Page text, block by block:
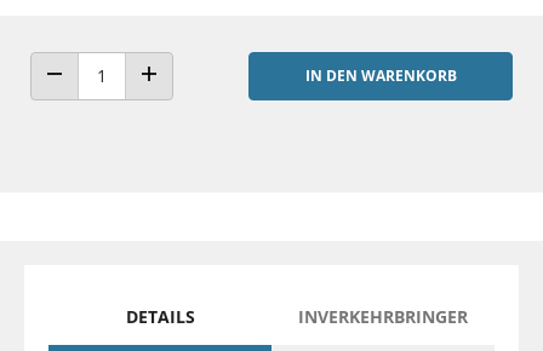
ANZAHL VERRINGERNANZAHL ERHÖHEN
IN DEN WARENKORB
DETAILS INVERKEHRBRINGER